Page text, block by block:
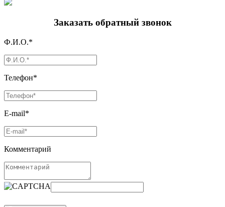
Заказать обратный звонок
Ф.И.О.*
Телефон*
E-mail*
Комментарий